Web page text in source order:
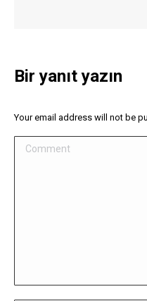
Bir yanıt yazın
Your email address will not be
Comment